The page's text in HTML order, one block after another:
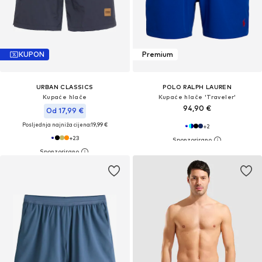
KUPON
URBAN CLASSICS
Kupaće hlače
Od 17,99 €
Posljednja najniža cijena:19,99 €
+23
Premium
POLO RALPH LAUREN
Kupaće hlače 'Traveler'
94,90 €
+2